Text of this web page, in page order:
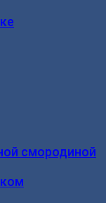
смородиной